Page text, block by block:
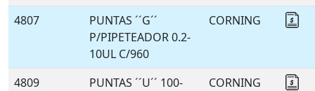
4807
PUNTAS ´´G´´
P/PIPETEADOR 0.2-
10UL C/960
CORNING
4809
PUNTAS ´´U´´ 100-
CORNING